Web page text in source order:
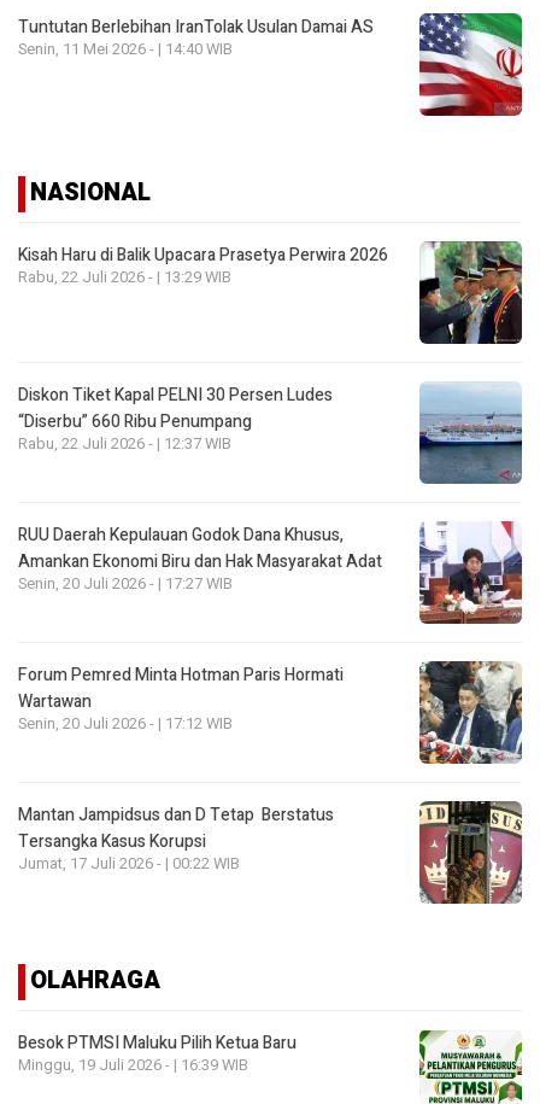
Tuntutan Berlebihan IranTolak Usulan Damai AS
Senin, 11 Mei 2026 - | 14:40 WIB
NASIONAL
Kisah Haru di Balik Upacara Prasetya Perwira 2026
Rabu, 22 Juli 2026 - | 13:29 WIB
Diskon Tiket Kapal PELNI 30 Persen Ludes
“Diserbu” 660 Ribu Penumpang
Rabu, 22 Juli 2026 - | 12:37 WIB
RUU Daerah Kepulauan Godok Dana Khusus,
Amankan Ekonomi Biru dan Hak Masyarakat Adat
Senin, 20 Juli 2026 - | 17:27 WIB
Forum Pemred Minta Hotman Paris Hormati
Wartawan
Senin, 20 Juli 2026 - | 17:12 WIB
Mantan Jampidsus dan D Tetap Berstatus
Tersangka Kasus Korupsi
Jumat, 17 Juli 2026 - | 00:22 WIB
OLAHRAGA
Besok PTMSI Maluku Pilih Ketua Baru
Minggu, 19 Juli 2026 - | 16:39 WIB